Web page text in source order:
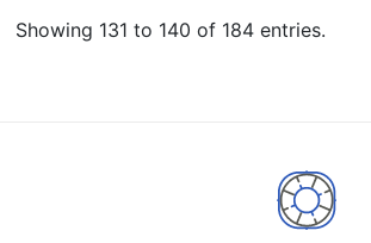
Showing 131 to 140 of 184 entries.